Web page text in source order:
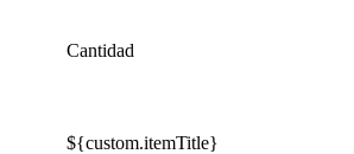
Cantidad
${custom.itemTitle}